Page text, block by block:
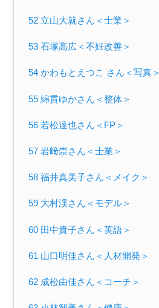
52 立山大就さん＜士業＞
53 石塚高広＜不妊改善＞
54 かわもとえつこ さん＜写真＞
55 綿貫ゆかさん＜整体＞
56 若松達也さん＜FP＞
57 岩﨑崇さん＜士業＞
58 福井真美子さん＜メイク＞
59 大村渓さん＜モデル＞
60 田中貴子さん＜英語＞
61 山口明佳さん＜人材開発＞
62 成松由佳さん＜コーチ＞